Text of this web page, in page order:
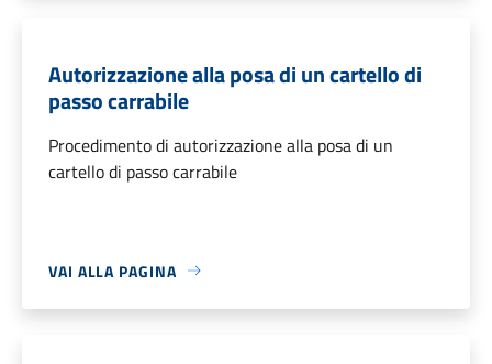
Autorizzazione alla posa di un cartello di
passo carrabile
Procedimento di autorizzazione alla posa di un
cartello di passo carrabile
VAI ALLA PAGINA